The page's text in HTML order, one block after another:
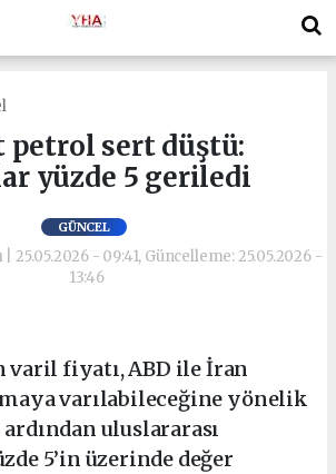
petrol sert düştü:
yüzde 5 geriledi
GÜNCEL
25.05.2026 - 09:41, Güncelleme: 25.05.2026 -
13:46
fiyatı, ABD ile İran
varılabileceğine yönelik
uluslararası
5’in üzerinde değer